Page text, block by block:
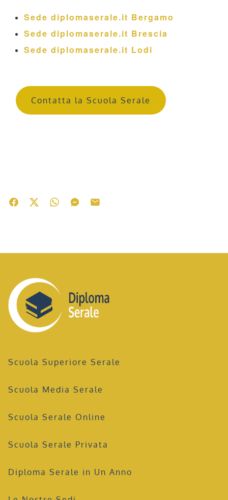
Sede diplomaserale.it Bergamo
Sede diplomaserale.it Brescia
Sede diplomaserale.it Lodi
Contatta la Scuola Serale
Scuola Superiore Serale
Scuola Media Serale
Scuola Serale Online
Scuola Serale Privata
Diploma Serale in Un Anno